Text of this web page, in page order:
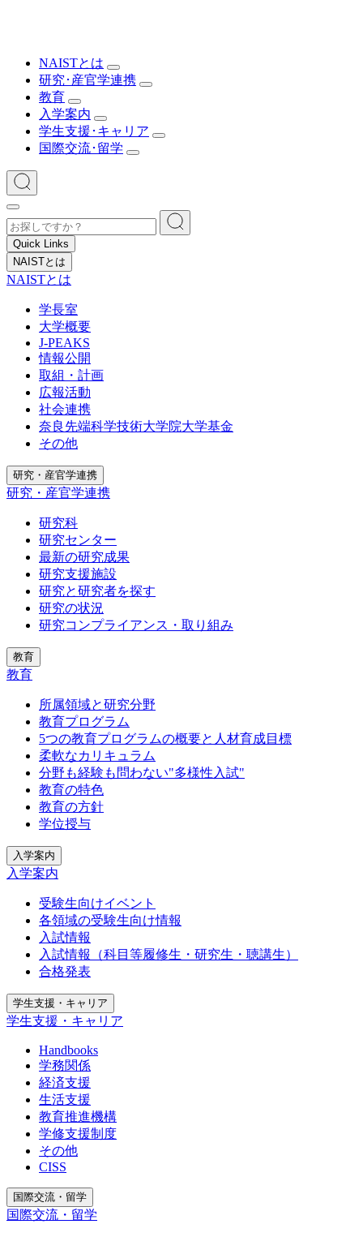
NAISTとは
研究･産官学連携
教育
入学案内
学生支援･キャリア
国際交流･留学
Quick Links
NAISTとは
NAISTとは
学長室
大学概要
J-PEAKS
情報公開
取組・計画
広報活動
社会連携
奈良先端科学技術大学院大学基金
その他
研究・産官学連携
研究・産官学連携
研究科
研究センター
最新の研究成果
研究支援施設
研究と研究者を探す
研究の状況
研究コンプライアンス・取り組み
教育
教育
所属領域と研究分野
教育プログラム
5つの教育プログラムの概要と人材育成目標
柔軟なカリキュラム
分野も経験も問わない"多様性入試"
教育の特色
教育の方針
学位授与
入学案内
入学案内
受験生向けイベント
各領域の受験生向け情報
入試情報
入試情報（科目等履修生・研究生・聴講生）
合格発表
学生支援・キャリア
学生支援・キャリア
Handbooks
学務関係
経済支援
生活支援
教育推進機構
学修支援制度
その他
CISS
国際交流・留学
国際交流・留学